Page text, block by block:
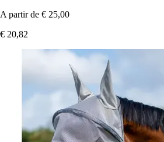
A partir de € 25,00
€ 20,82